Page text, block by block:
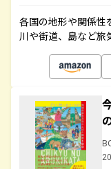
各国の地形や関係性
川や街道、島など旅